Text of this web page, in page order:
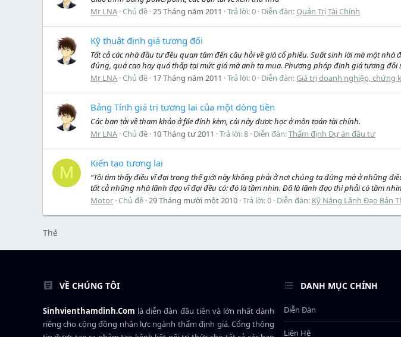
Mr LNA Chủ đề 25 Tháng năm 2011 Trả lời: 0 Diễn đàn:Quản Trị Tài Chính
Kỹ thuật định giá tương đối
Tất cả các nhà đầu tư đều quan tâm đến câu hỏi về giá cổ phiếu. Suất sinh lời mà một
đúng, quá cao hay quá thấp tại mức giá mà anh ta mua. Phương pháp định giá tương đối
Mr LNA Chủ đề 17 Tháng năm 2011 Trả lời: 0 Diễn đàn: Giá trị doanh nghiệp, chứng
Bảng Tính giá trị tương lai của một dòng tiền
Các bạn tải về tham khảo ở file đính kèm, cái này được học ở môn toán tài chính.
Mr LNA Chủ đề 10 Tháng tư 2011 Trả lời: 8 Diễn đàn:Thẩm định Dự án đầu tư
M
Kiến tạo tương lai
“Tôi tìm thấy điều vĩ đại trong thế giới này không phải ở nơi chúng ta đứng mà ở những
tất cả những nhà lãnh đạo vĩ đại đều có: đó là tầm nhìn. Đã là lãnh đạo thì phải có tầm
Motor Chủ đề 29 Tháng mười một 2010 Trả lời: 0 Diễn đàn: Kỹ Năng Lãnh Đạo Bản
Thẻ
VỀ CHÚNG TÔI
Sinhvienthamdinh.Com là diễn đàn đầu tiên và lớn nhất dành
riêng cho cộng đồng nhân lực ngành thẩm định giá. Cổng thông
DANH MỤC CHÍNH
Diễn Đàn
Liên Hệ